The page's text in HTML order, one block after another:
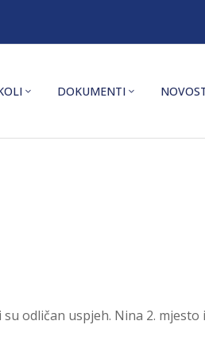
DOKUMENTI
odličan uspjeh. Nina 2.